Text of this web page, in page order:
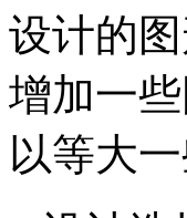
设计的
增加一
以等大